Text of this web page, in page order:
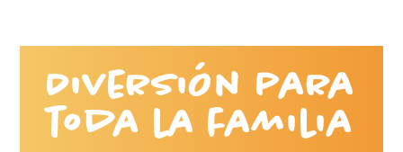
Diversión para
toda la familia